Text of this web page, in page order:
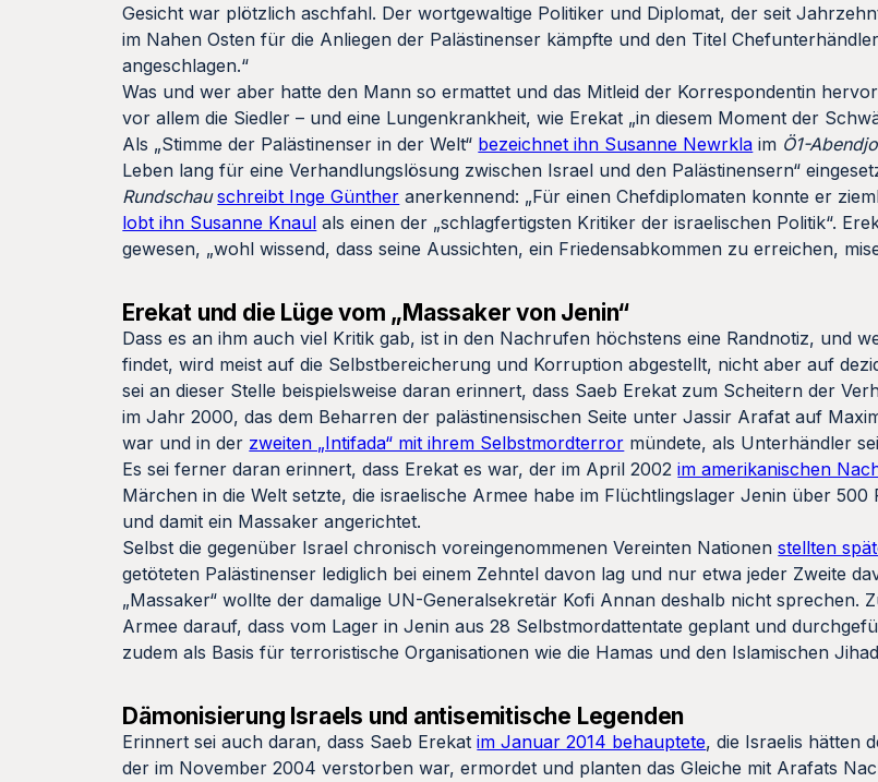
Gesicht war plötzlich aschfahl. Der wortgewaltige Politiker und Diplomat, der seit
im Nahen Osten für die Anliegen der Palästinenser kämpfte und den Titel
angeschlagen.“
Was und wer aber hatte den Mann so ermattet und das Mitleid der Korrespondentin
vor allem die Siedler – und eine Lungenkrankheit, wie Erekat „in diesem Moment der
Als „Stimme der Palästinenser in der Welt“ bezeichnet ihn Susanne Newrkla im Ö1-
Leben lang für eine Verhandlungslösung zwischen Israel und den Palästinensern“
Rundschau schreibt Inge Günther anerkennend: „Für einen Chefdiplomaten konnte er
lobt ihn Susanne Knaul als einen der „schlagfertigsten Kritiker der israelischen Politik“.
gewesen, „wohl wissend, dass seine Aussichten, ein Friedensabkommen zu erreichen,
Erekat und die Lüge vom „Massaker von Jenin“
Dass es an ihm auch viel Kritik gab, ist in den Nachrufen höchstens eine Randnotiz, und
findet, wird meist auf die Selbstbereicherung und Korruption abgestellt, nicht aber auf
sei an dieser Stelle beispielsweise daran erinnert, dass Saeb Erekat zum Scheitern der
im Jahr 2000, das dem Beharren der palästinensischen Seite unter Jassir Arafat auf
war und in der zweiten „Intifada“ mit ihrem Selbstmordterror mündete, als Unterhändler
Es sei ferner daran erinnert, dass Erekat es war, der im April 2002im amerikanischen
Märchen in die Welt setzte, die israelische Armee habe im Flüchtlingslager Jenin über 500
und damit ein Massaker angerichtet.
Selbst die gegenüber Israel chronisch voreingenommenen Vereinten Nationenstellten
getöteten Palästinenser lediglich bei einem Zehntel davon lag und nur etwa jeder Zweite
„Massaker“ wollte der damalige UN-Generalsekretär Kofi Annan deshalb nicht sprechen.
Armee darauf, dass vom Lager in Jenin aus 28 Selbstmordattentate geplant und
zudem als Basis für terroristische Organisationen wie die Hamas und den Islamischen
Dämonisierung Israels und antisemitische Legenden
Erinnert sei auch daran, dass Saeb Erekatim Januar 2014 behauptete, die Israelis hätten
der im November 2004 verstorben war, ermordet und planten das Gleiche mit Arafats